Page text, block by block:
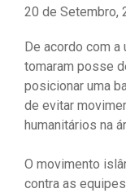
20 de Setembro,
De acordo com
tomaram posse
posicionar uma
de evitar
humanitários na
O movimento
contra as